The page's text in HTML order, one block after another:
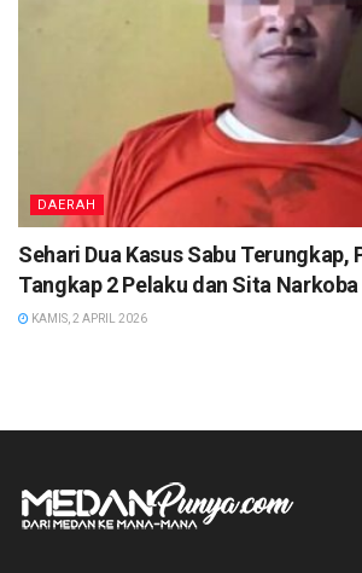
DAERAH
Sehari Dua Kasus Sabu Terungkap,
Tangkap 2 Pelaku dan Sita Narkoba
KAMIS, 2 APRIL 2026